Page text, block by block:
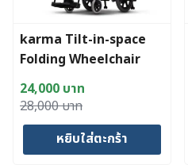
on
the
product
page
karma Tilt-in-space
Folding Wheelchair
VIP515 รถเข็นปรับเอนได้
28,000บาท
Original
price
24,000 บาท
Current
price
หยิบใส่ตะกร้า